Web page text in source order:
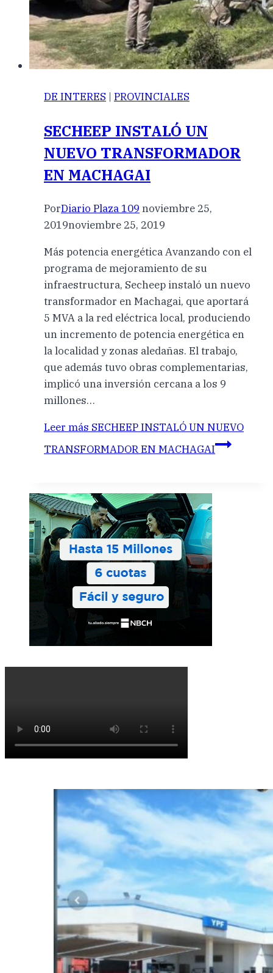
DE INTERES | PROVINCIALES
SECHEEP INSTALÓ UN
NUEVO TRANSFORMADOR
EN MACHAGAI
PorDiario Plaza 109 noviembre 25,
2019noviembre 25, 2019
Más potencia energética Avanzando con el
programa de mejoramiento de su
infraestructura, Secheep instaló un nuevo
transformador en Machagai, que aportará
5 MVA a la red eléctrica local, produciendo
un incremento de potencia energética en
la localidad y zonas aledañas. El trabajo,
que además tuvo obras complementarias,
implicó una inversión cercana a los 9
millones…
Leer más SECHEEP INSTALÓ UN NUEVO
TRANSFORMADOR EN MACHAGAI